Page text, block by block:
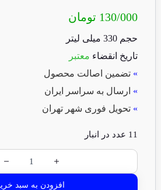
130/000 تومان
حجم 330 میلی لیتر
تاریخ انقضاء معتبر
» تضمین اصالت محصول
» ارسال به سراسر ایران
» تحویل فوری شهر تهران
11 عدد در انبار
افزودن به سبد